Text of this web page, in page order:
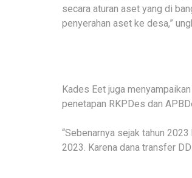
secara aturan aset yang di
penyerahan aset ke desa,”
Kades Eet juga
penetapan RKPDes dan
“Sebenarnya sejak tahun
2023. Karena dana transfer